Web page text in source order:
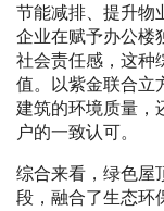
节能减排、提升物
企业在赋予办公楼
社会责任感，这种
值。以紫金联合立
建筑的环境质量，
户的一致认可。
综合来看，绿色屋
段，融合了生态环